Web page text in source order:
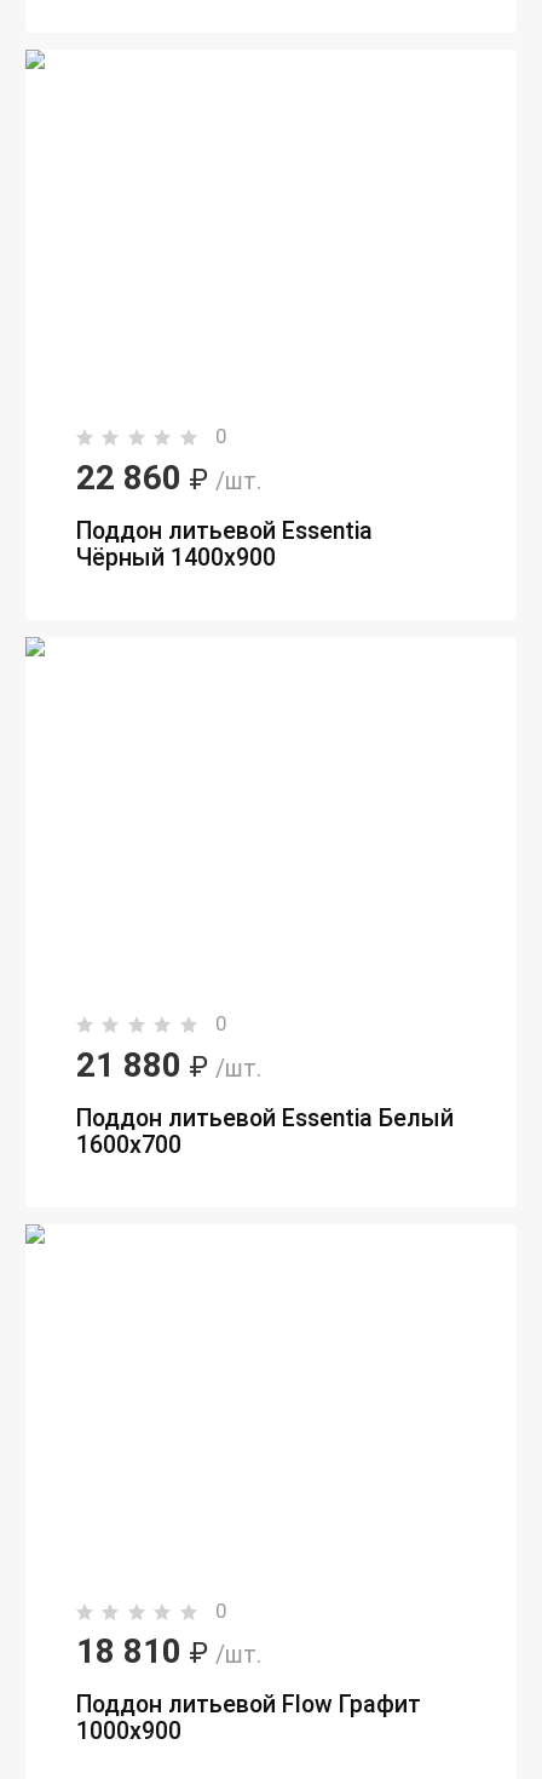
0
22 860 ₽ /шт.
Поддон литьевой Essentia
Чёрный 1400х900
0
21 880 ₽ /шт.
Поддон литьевой Essentia Белый
1600х700
0
18 810 ₽ /шт.
Поддон литьевой Flow Графит
1000x900